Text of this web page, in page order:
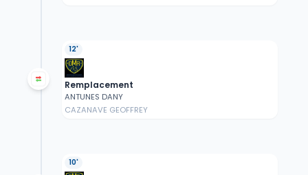
12'
Remplacement
ANTUNES DANY
CAZANAVE GEOFFREY
10'